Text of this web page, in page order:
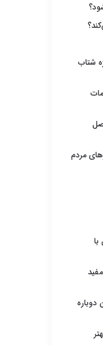
سلامت فارس با ۳ پروژه شتاب
مردم
دوباره